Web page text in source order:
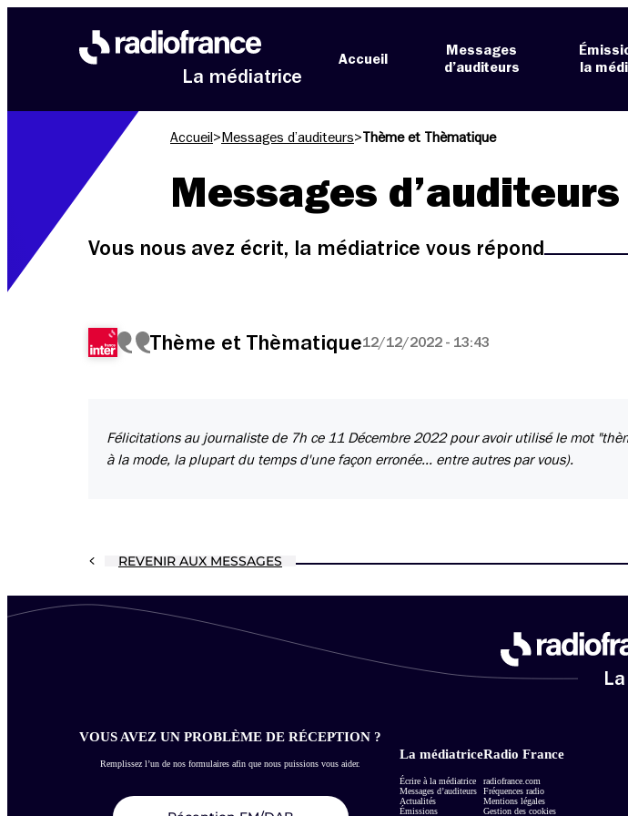
La médiatrice
Accueil
Messages
d’auditeurs
la
Accueil > Messages d’auditeurs>Thème et Thèmatique
Messages d’auditeurs
Vous nous avez écrit, la médiatrice vous répond
Thème et Thèmatique12/12/2022 - 13:43
Félicitations au journaliste de 7h ce 11 Décembre 2022 pour avoir utilisé le mot
à la mode, la plupart du temps d'une façon erronée... entre autres par vous).
REVENIR AUX MESSAGES
VOUS AVEZ UN PROBLÈME DE RÉCEPTION ?
Remplissez l’un de nos formulaires afin que nous puissions vous aider.
La médiatrice
Écrire à la médiatrice
Messages d’auditeurs
Actualités
Émissions
Radio France
radiofrance.com
Fréquences radio
Mentions légales
Gestion des cookies